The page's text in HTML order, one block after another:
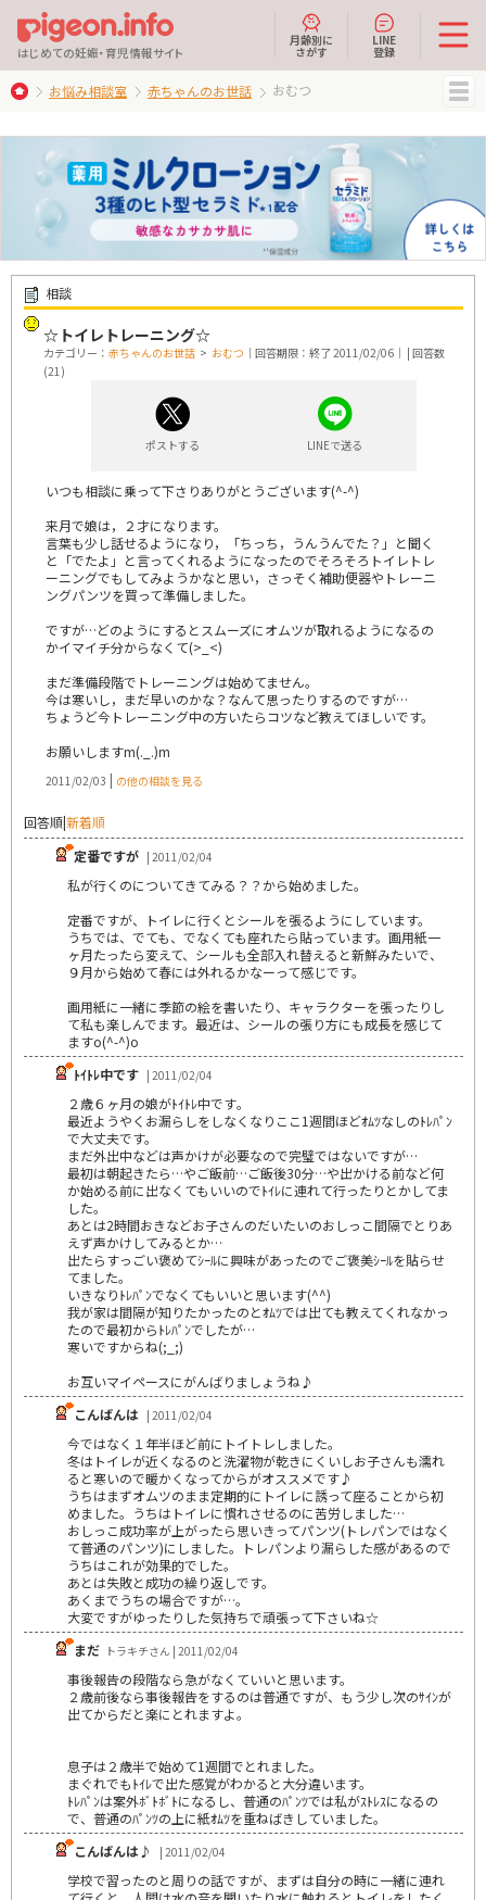
はじめての妊娠・育児情報サイト
月齢別に
さがす
LINE
登録
お悩み相談室 赤ちゃんのお世話 おむつ
相談
☆トイレトレーニング☆
カテゴリー： 赤ちゃんのお世話 > おむつ ｜回答期限：終了 2011/02/06｜ | 回答数
(21)
ポストする LINEで送る
いつも相談に乗って下さりありがとうございます(^-^)
来月で娘は，２才になります。
言葉も少し話せるようになり，「ちっち，うんうんでた？」と聞く
と「でたよ」と言ってくれるようになったのでそろそろトイレトレ
ーニングでもしてみようかなと思い，さっそく補助便器やトレーニ
ングパンツを買って準備しました。
ですが…どのようにするとスムーズにオムツが取れるようになるの
かイマイチ分からなくて(>_<)
まだ準備段階でトレーニングは始めてません。
今は寒いし，まだ早いのかな？なんて思ったりするのですが…
ちょうど今トレーニング中の方いたらコツなど教えてほしいです。
お願いしますm(._.)m
2011/02/03 | の他の相談を見る
回答順|新着順
定番ですが | 2011/02/04
私が行くのについてきてみる？？から始めました。
定番ですが、トイレに行くとシールを張るようにしています。
うちでは、でても、でなくても座れたら貼っています。画用紙一
ヶ月たったら変えて、シールも全部入れ替えると新鮮みたいで、
９月から始めて春には外れるかなーって感じです。
画用紙に一緒に季節の絵を書いたり、キャラクターを張ったりし
て私も楽しんでます。最近は、シールの張り方にも成長を感じて
ますo(^-^)o
ﾄｲﾄﾚ中です | 2011/02/04
２歳６ヶ月の娘がﾄｲﾄﾚ中です｡
最近ようやくお漏らしをしなくなりここ1週間ほどｵﾑﾂなしのﾄﾚﾊﾟﾝ
で大丈夫です。
まだ外出中などは声かけが必要なので完璧ではないですが…
最初は朝起きたら…やご飯前…ご飯後30分…や出かける前など何
か始める前に出なくてもいいのでﾄｲﾚに連れて行ったりとかしてま
した。
あとは2時間おきなどお子さんのだいたいのおしっこ間隔でとりあ
えず声かけしてみるとか…
出たらすっごい褒めてｼｰﾙに興味があったのでご褒美ｼｰﾙを貼らせ
てました｡
いきなりﾄﾚﾊﾟﾝでなくてもいいと思います(^^)
我が家は間隔が知りたかったのとｵﾑﾂでは出ても教えてくれなかっ
たので最初からﾄﾚﾊﾟﾝでしたが…
寒いですからね(;_;)
お互いマイペースにがんばりましょうね♪
こんばんは | 2011/02/04
今ではなく１年半ほど前にトイトレしました。
冬はトイレが近くなるのと洗濯物が乾きにくいしお子さんも濡れ
ると寒いので暖かくなってからがオススメです♪
うちはまずオムツのまま定期的にトイレに誘って座ることから初
めました。うちはトイレに慣れさせるのに苦労しました…
おしっこ成功率が上がったら思いきってパンツ(トレパンではなく
て普通のパンツ)にしました。トレパンより漏らした感があるので
うちはこれが効果的でした。
あとは失敗と成功の繰り返しです。
あくまでうちの場合ですが…。
大変ですがゆったりした気持ちで頑張って下さいね☆
まだ トラキチさん | 2011/02/04
事後報告の段階なら急がなくていいと思います。
２歳前後なら事後報告をするのは普通ですが、もう少し次のｻｲﾝが
出てからだと楽にとれますよ。
息子は２歳半で始めて1週間でとれました。
まぐれでもﾄｲﾚで出た感覚がわかると大分違います。
ﾄﾚﾊﾟﾝは案外ﾎﾞﾄﾎﾞﾄになるし、普通のﾊﾟﾝﾂでは私がｽﾄﾚｽになるの
で、普通のﾊﾟﾝﾂの上に紙ｵﾑﾂを重ねばきしていました。
こんばんは♪
| 2011/02/04
学校で習ったのと周りの話ですが、まずは自分の時に一緒に連れ